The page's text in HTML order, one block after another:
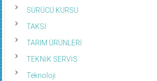
SÜRÜCÜ KURSU
TAKSİ
TARIM ÜRÜNLERİ
TEKNİK SERVİS
Teknoloji